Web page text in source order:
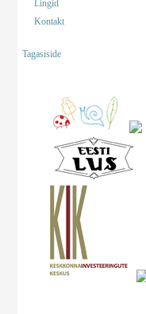
Lingid
Kontakt
Tagasiside